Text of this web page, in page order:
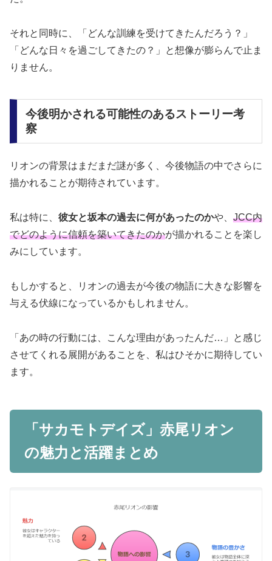
それと同時に、「どんな訓練を受けてきたんだろう？」
「どんな日々を過ごしてきたの？」と想像が膨らんで止ま
りません。
今後明かされる可能性のあるストーリー考
察
リオンの背景はまだまだ謎が多く、今後物語の中でさらに
描かれることが期待されています。
私は特に、 彼女と坂本の過去に何があったのかや、 JCC内
でどのように信頼を築いてきたのかが描かれることを楽し
みにしています。
もしかすると、リオンの過去が今後の物語に大きな影響を
与える伏線になっているかもしれません。
「あの時の行動には、こんな理由があったんだ…」と感じ
させてくれる展開があることを、私はひそかに期待してい
ます。
「サカモトデイズ」赤尾リオン
の魅力と活躍まとめ